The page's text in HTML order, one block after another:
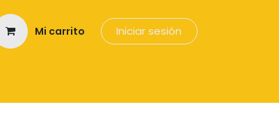
Mi carrito Iniciar sesión